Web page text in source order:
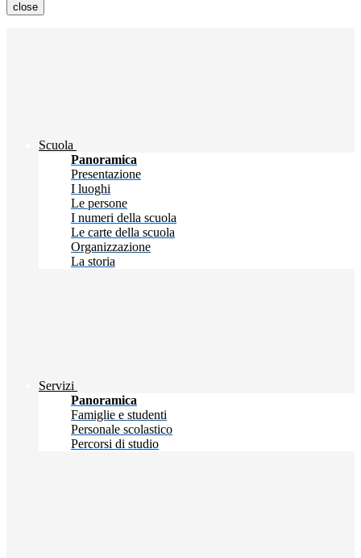
close
Scuola
Panoramica
Presentazione
I luoghi
Le persone
I numeri della scuola
Le carte della scuola
Organizzazione
La storia
Servizi
Panoramica
Famiglie e studenti
Personale scolastico
Percorsi di studio